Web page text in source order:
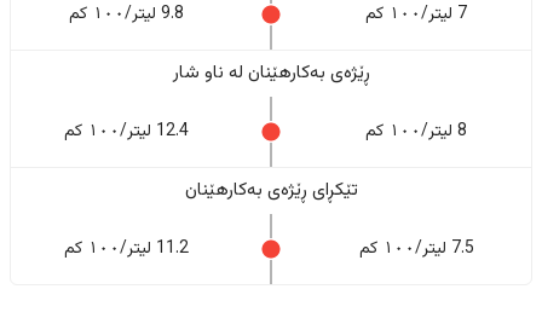
7 لیتر/١٠٠ کم 9.8 لیتر/١٠٠ کم
ڕێژەى بەکارهێنان له ناو شار
8 لیتر/١٠٠ کم 12.4 لیتر/١٠٠ کم
تێکڕای ڕێژەى بەکارهێنان
7.5 لیتر/١٠٠ کم 11.2 لیتر/١٠٠ کم